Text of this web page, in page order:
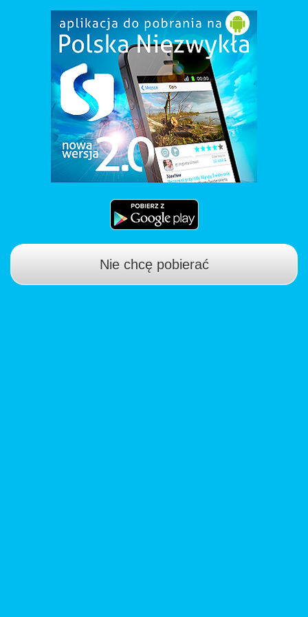
Nie chcę pobierać